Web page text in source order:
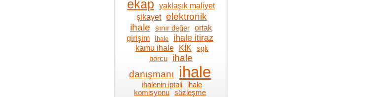
ekap
yaklaşık maliyet
şikayet elektronik
ihale
sınır değer
ortak
girişim
İhale ihale itiraz
kamu ihale KİK
sgk
borcu
ihale
danışmanı
ihale
ihalenin iptali
ihale
komisyonu
sözleşme